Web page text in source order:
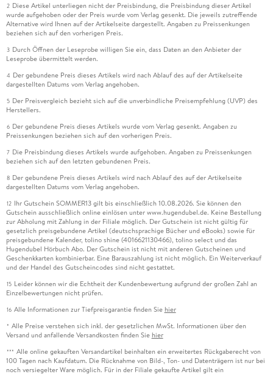
2 Diese Artikel unterliegen nicht der Preisbindung, die Preisbindung dieser Artikel
wurde aufgehoben oder der Preis wurde vom Verlag gesenkt. Die jeweils zutreffende
Alternative wird Ihnen auf der Artikelseite dargestellt. Angaben zu Preissenkungen
beziehen sich auf den vorherigen Preis.
3 Durch Öffnen der Leseprobe willigen Sie ein, dass Daten an den Anbieter der
Leseprobe übermittelt werden.
4 Der gebundene Preis dieses Artikels wird nach Ablauf des auf der Artikelseite
dargestellten Datums vom Verlag angehoben.
5 Der Preisvergleich bezieht sich auf die unverbindliche Preisempfehlung (UVP) des
Herstellers.
6 Der gebundene Preis dieses Artikels wurde vom Verlag gesenkt. Angaben zu
Preissenkungen beziehen sich auf den vorherigen Preis.
7 Die Preisbindung dieses Artikels wurde aufgehoben. Angaben zu Preissenkungen
beziehen sich auf den letzten gebundenen Preis.
8 Der gebundene Preis dieses Artikels wird nach Ablauf des auf der Artikelseite
dargestellten Datums vom Verlag angehoben.
12 Ihr Gutschein SOMMER13 gilt bis einschließlich 10.08.2026. Sie können den
Gutschein ausschließlich online einlösen unter www.hugendubel.de. Keine Bestellung
zur Abholung mit Zahlung in der Filiale möglich. Der Gutschein ist nicht gültig für
gesetzlich preisgebundene Artikel (deutschsprachige Bücher und eBooks) sowie für
preisgebundene Kalender, tolino shine (4016621130466), tolino select und das
Hugendubel Hörbuch Abo. Der Gutschein ist nicht mit anderen Gutscheinen und
Geschenkkarten kombinierbar. Eine Barauszahlung ist nicht möglich. Ein Weiterverkauf
und der Handel des Gutscheincodes sind nicht gestattet.
15 Leider können wir die Echtheit der Kundenbewertung aufgrund der großen Zahl an
Einzelbewertungen nicht prüfen.
16 Alle Informationen zur Tiefpreisgarantie finden Sie hier
* Alle Preise verstehen sich inkl. der gesetzlichen MwSt. Informationen über den
Versand und anfallende Versandkosten finden Sie hier
*** Alle online gekauften Versandartikel beinhalten ein erweitertes Rückgaberecht von
100 Tagen nach Kaufdatum. Die Rücknahme von Bild-, Ton- und Datenträgern ist nur bei
noch versiegelter Ware möglich. Für in der Filiale gekaufte Artikel gilt ein